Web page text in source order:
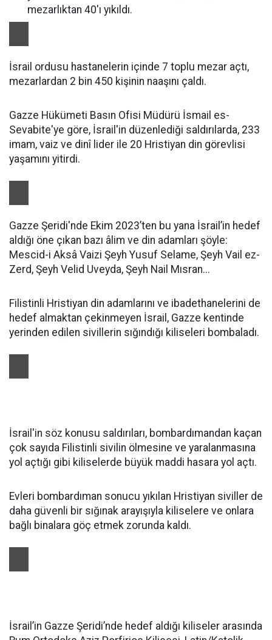
mezarlıktan 40'ı yıkıldı.
İsrail ordusu hastanelerin içinde 7 toplu mezar açtı,
mezarlardan 2 bin 450 kişinin naaşını çaldı.
Gazze Hükümeti Basın Ofisi Müdürü İsmail es-
Sevabite'ye göre, İsrail'in düzenlediği saldırılarda, 233
imam, vaiz ve dinî lider ile 20 Hristiyan din görevlisi
yaşamını yitirdi.
Gazze Şeridi'nde Ekim 2023’ten bu yana İsrail’in hedef
aldığı öne çıkan bazı âlim ve din adamları şöyle:
Mescid-i Aksâ Vaizi Şeyh Yusuf Selame, Şeyh Vail ez-
Zerd, Şeyh Velid Uveyda, Şeyh Nail Mısran...
Filistinli Hristiyan din adamlarını ve ibadethanelerini de
hedef almaktan çekinmeyen İsrail, Gazze kentinde
yerinden edilen sivillerin sığındığı kiliseleri bombaladı.
İsrail'in söz konusu saldırıları, bombardımandan kaçan
çok sayıda Filistinli sivilin ölmesine ve yaralanmasına
yol açtığı gibi kiliselerde büyük maddi hasara yol açtı.
Evleri bombardıman sonucu yıkılan Hristiyan siviller de
daha güvenli bir sığınak arayışıyla kiliselere ve onlara
bağlı binalara göç etmek zorunda kaldı.
İsrail’in Gazze Şeridi’nde hedef aldığı kiliseler arasında